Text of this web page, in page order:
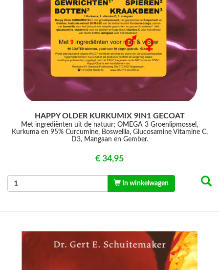
HAPPY OLDER KURKUMIX 9IN1 GECOAT
Met ingrediënten uit de natuur; OMEGA 3 Groenlipmossel,
Kurkuma en 95% Curcumine, Boswellia, Glucosamine Vitamine C,
D3, Mangaan en Gember.
€ 34,95
In winkelwagen